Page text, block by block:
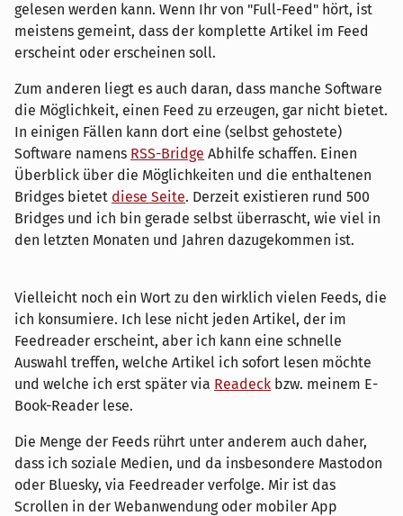
gelesen werden kann. Wenn Ihr von "Full-Feed" hört, ist
meistens gemeint, dass der komplette Artikel im Feed
erscheint oder erscheinen soll.
Zum anderen liegt es auch daran, dass manche Software
die Möglichkeit, einen Feed zu erzeugen, gar nicht bietet.
In einigen Fällen kann dort eine (selbst gehostete)
Software namens RSS-Bridge Abhilfe schaffen. Einen
Überblick über die Möglichkeiten und die enthaltenen
Bridges bietet diese Seite. Derzeit existieren rund 500
Bridges und ich bin gerade selbst überrascht, wie viel in
den letzten Monaten und Jahren dazugekommen ist.
Vielleicht noch ein Wort zu den wirklich vielen Feeds, die
ich konsumiere. Ich lese nicht jeden Artikel, der im
Feedreader erscheint, aber ich kann eine schnelle
Auswahl treffen, welche Artikel ich sofort lesen möchte
und welche ich erst später via Readeck bzw. meinem E-
Book-Reader lese.
Die Menge der Feeds rührt unter anderem auch daher,
dass ich soziale Medien, und da insbesondere Mastodon
oder Bluesky, via Feedreader verfolge. Mir ist das
Scrollen in der Webanwendung oder mobiler App